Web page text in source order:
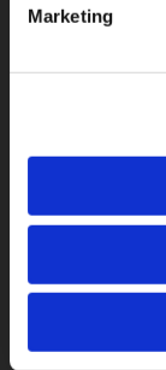
Marketing